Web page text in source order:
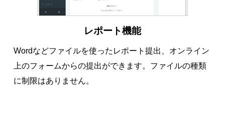
レポート機能
Wordなどファイルを使ったレポート提出、オンライン
上のフォームからの提出ができます。ファイルの種類
に制限はありません。